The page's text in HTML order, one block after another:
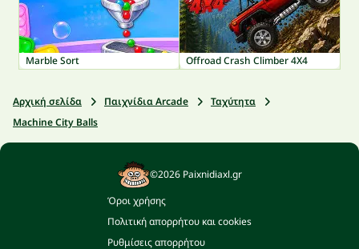
Marble Sort Offroad Crash Climber 4X4
Αρχική σελίδα Παιχνίδια Arcade
Ταχύτητα
Machine City Balls
©2026 Paixnidiaxl.gr
Όροι χρήσης
Πολιτική απορρήτου και cookies
Ρυθμίσεις απορρήτου